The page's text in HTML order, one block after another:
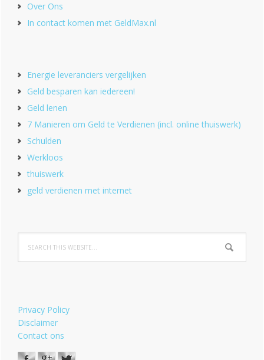
Over Ons
In contact komen met GeldMax.nl
Energie leveranciers vergelijken
Geld besparen kan iedereen!
Geld lenen
7 Manieren om Geld te Verdienen (incl. online thuiswerk)
Schulden
Werkloos
thuiswerk
geld verdienen met internet
Privacy Policy
Disclaimer
Contact ons